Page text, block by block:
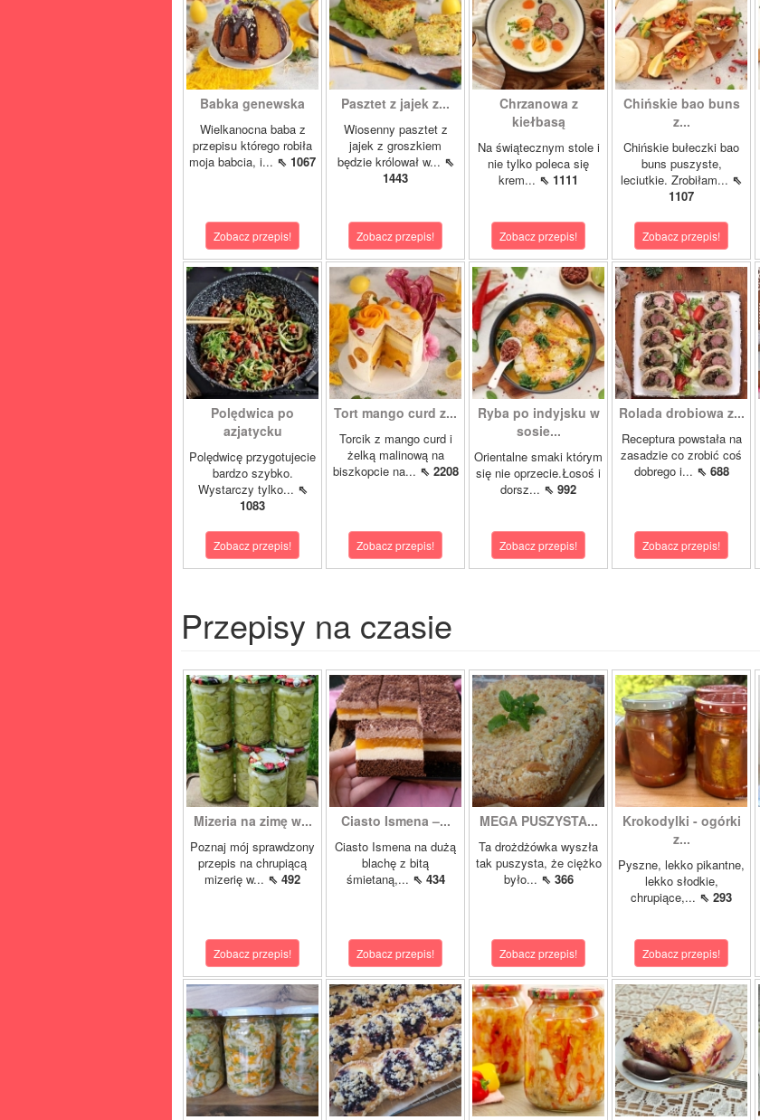
Babka genewska
Wielkanocna baba z
przepisu którego robiła
moja babcia, i... ⇖ 1067
Zobacz przepis!
Pasztet z jajek z...
Wiosenny pasztet z
jajek z groszkiem
będzie królował w... ⇖
1443
Zobacz przepis!
Chrzanowa z
kiełbasą
Na świątecznym stole i
nie tylko poleca się
krem... ⇖ 1111
Zobacz przepis!
Chińskie bao buns
z...
Chińskie bułeczki bao
buns puszyste,
leciutkie. Zrobiłam... ⇖
1107
Zobacz przepis!
Polędwica po
azjatycku
Polędwicę przygotujecie
bardzo szybko.
Wystarczy tylko... ⇖
1083
Zobacz przepis!
Tort mango curd z...
Torcik z mango curd i
żelką malinową na
biszkopcie na... ⇖ 2208
Zobacz przepis!
Ryba po indyjsku w
sosie...
Orientalne smaki którym
się nie oprzecie.Łosoś i
dorsz... ⇖ 992
Zobacz przepis!
Rolada drobiowa z...
Receptura powstała na
zasadzie co zrobić coś
dobrego i... ⇖ 688
Zobacz przepis!
Przepisy na czasie
Mizeria na zimę w...
Poznaj mój sprawdzony
przepis na chrupiącą
mizerię w... ⇖ 492
Zobacz przepis!
Ciasto Ismena –...
Ciasto Ismena na dużą
blachę z bitą
śmietaną,... ⇖ 434
Zobacz przepis!
MEGA PUSZYSTA...
Ta drożdżówka wyszła
tak puszysta, że ciężko
było... ⇖ 366
Zobacz przepis!
Krokodylki - ogórki
z...
Pyszne, lekko pikantne,
lekko słodkie,
chrupiące,... ⇖ 293
Zobacz przepis!